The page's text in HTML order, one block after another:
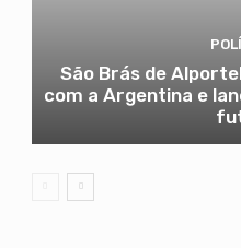
São Brás de
com a Argentina e